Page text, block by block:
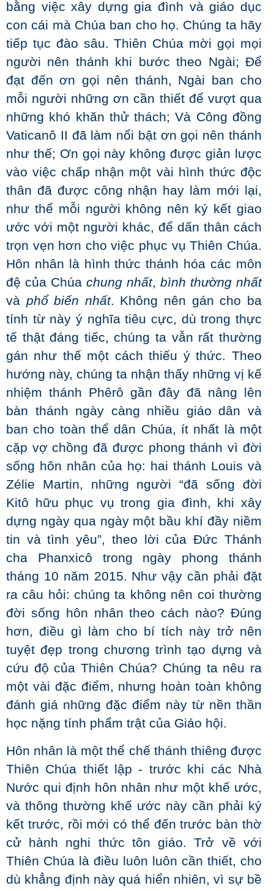
bằng việc xây dựng gia đình và giáo dục
con cái mà Chúa ban cho họ. Chúng ta hãy
tiếp tục đào sâu. Thiên Chúa mời gọi mọi
người nên thánh khi bước theo Ngài; Để
đạt đến ơn gọi nên thánh, Ngài ban cho
mỗi người những ơn cần thiết để vượt qua
những khó khăn thử thách; Và Công đồng
Vaticanô II đã làm nổi bật ơn gọi nên thánh
như thế; Ơn gọi này không được giản lược
vào việc chấp nhận một vài hình thức độc
thân đã được công nhận hay làm mới lại,
như thể mỗi người không nên ký kết giao
ước với một người khác, để dấn thân cách
trọn vẹn hơn cho việc phục vụ Thiên Chúa.
Hôn nhân là hình thức thánh hóa các môn
đệ của Chúa chung nhất, bình thường nhất
và phổ biến nhất. Không nên gán cho ba
tính từ này ý nghĩa tiêu cực, dù trong thực
tế thật đáng tiếc, chúng ta vẫn rất thường
gán như thế một cách thiếu ý thức. Theo
hướng này, chúng ta nhận thấy những vị kế
nhiệm thánh Phêrô gần đây đã nâng lên
bàn thánh ngày càng nhiều giáo dân và
ban cho toàn thể dân Chúa, ít nhất là một
cặp vợ chồng đã được phong thánh vì đời
sống hôn nhân của họ: hai thánh Louis và
Zélie Martin, những người “đã sống đời
Kitô hữu phục vụ trong gia đình, khi xây
dựng ngày qua ngày một bầu khí đầy niềm
tin và tình yêu”, theo lời của Đức Thánh
cha Phanxicô trong ngày phong thánh
tháng 10 năm 2015. Như vậy cần phải đặt
ra câu hỏi: chúng ta không nên coi thường
đời sống hôn nhân theo cách nào? Đúng
hơn, điều gì làm cho bí tích này trở nên
tuyệt đẹp trong chương trình tạo dựng và
cứu độ của Thiên Chúa? Chúng ta nêu ra
một vài đặc điểm, nhưng hoàn toàn không
đánh giá những đặc điểm này từ nền thần
học nặng tính phẩm trật của Giáo hội.
Hôn nhân là một thể chế thánh thiêng được
Thiên Chúa thiết lập - trước khi các Nhà
Nước qui định hôn nhân như một khế ước,
và thông thường khế ước này cần phải ký
kết trước, rồi mới có thể đến trước bàn thờ
cử hành nghi thức tôn giáo. Trở về với
Thiên Chúa là điều luôn luôn cần thiết, cho
dù khẳng định này quá hiển nhiên, vì sự bề